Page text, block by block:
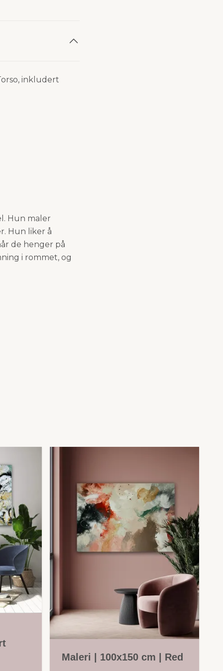
inkludert
Hun maler
Hun liker å
de henger på
i rommet, og
Maleri | 100x150 cm | Red